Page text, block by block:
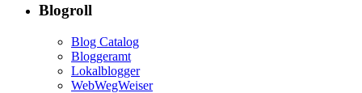
Blogroll
Blog Catalog
Bloggeramt
Lokalblogger
WebWegWeiser